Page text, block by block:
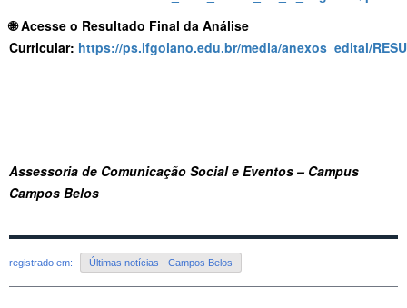
🌐 Acesse o Resultado Final da Análise
Curricular: https://ps.ifgoiano.edu.br/media/anexos_edital/
Assessoria de Comunicação Social e Eventos – Campus
Campos Belos
registrado em: Últimas notícias - Campos Belos